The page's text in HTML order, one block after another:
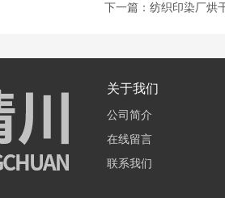
下一篇： 纺织印染厂烘
关于我们
公司简介
在线留言
联系我们